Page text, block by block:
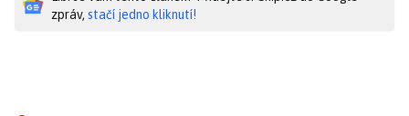
zpráv, stačí jedno kliknutí!